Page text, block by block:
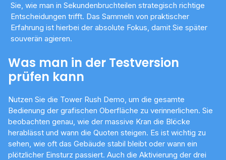
Sie, wie man in Sekundenbruchteilen strategisch richtige
Entscheidungen trifft. Das Sammeln von praktischer
Erfahrung ist hierbei der absolute Fokus, damit Sie später
souverän agieren.
Was man in der Testversion
prüfen kann
Nutzen Sie die Tower Rush Demo, um die gesamte
Bedienung der grafischen Oberfläche zu verinnerlichen. Sie
beobachten genau, wie der massive Kran die Blöcke
herablässt und wann die Quoten steigen. Es ist wichtig zu
sehen, wie oft das Gebäude stabil bleibt oder wann ein
plötzlicher Einsturz passiert. Auch die Aktivierung der drei